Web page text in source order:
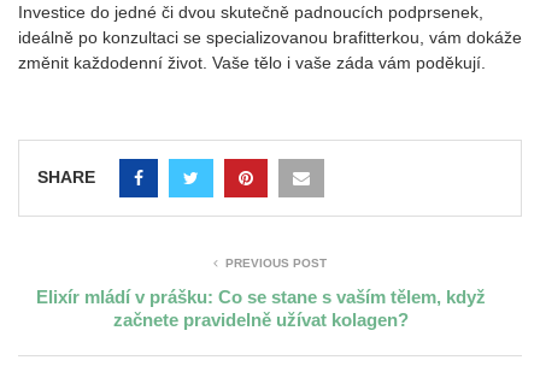
Investice do jedné či dvou skutečně padnoucích podprsenek,
ideálně po konzultaci se specializovanou brafitterkou, vám dokáže
změnit každodenní život. Vaše tělo i vaše záda vám poděkují.
SHARE
PREVIOUS POST
Elixír mládí v prášku: Co se stane s vaším tělem, když
začnete pravidelně užívat kolagen?